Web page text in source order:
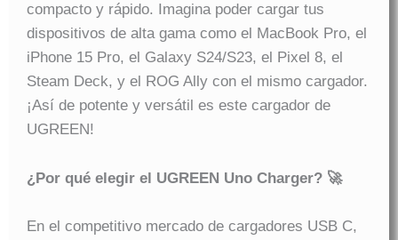
compacto y rápido. Imagina poder cargar tus
dispositivos de alta gama como el MacBook Pro, el
iPhone 15 Pro, el Galaxy S24/S23, el Pixel 8, el
Steam Deck, y el ROG Ally con el mismo cargador.
¡Así de potente y versátil es este cargador de
UGREEN!
¿Por qué elegir el UGREEN Uno Charger? 🚀
En el competitivo mercado de cargadores USB C,